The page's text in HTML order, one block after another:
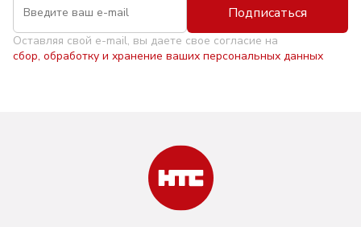
Подписаться
Оставляя свой e-mail, вы даете свое согласие на
сбор, обработку и хранение ваших персональных данных